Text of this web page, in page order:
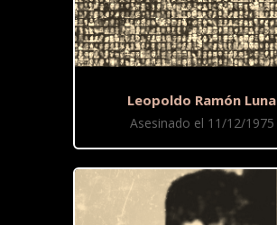
Leopoldo Ramón Luna
Asesinado el 11/12/1975